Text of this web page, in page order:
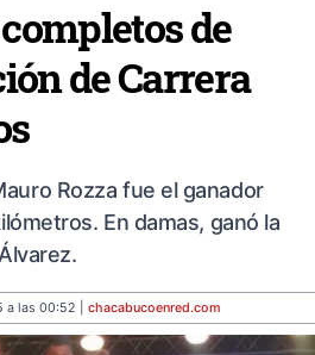
de
de Carrera
Rozza fue el ganador
En damas, ganó la
a las 00:52 | chacabucoenred.com